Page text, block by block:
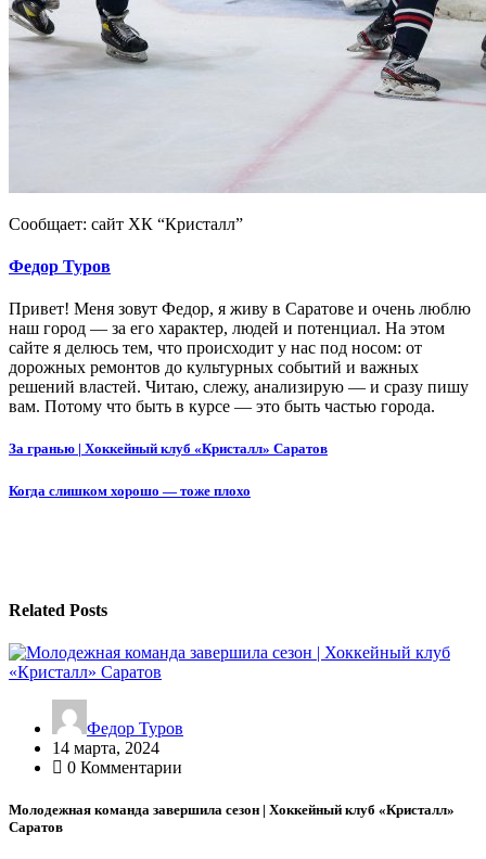
Сообщает: сайт ХК “Кристалл”
Федор Туров
Привет! Меня зовут Федор, я живу в Саратове и очень люблю
наш город — за его характер, людей и потенциал. На этом
сайте я делюсь тем, что происходит у нас под носом: от
дорожных ремонтов до культурных событий и важных
решений властей. Читаю, слежу, анализирую — и сразу пишу
вам. Потому что быть в курсе — это быть частью города.
Навигация
по
За гранью | Хоккейный клуб «Кристалл» Саратов
Когда слишком хорошо — тоже плохо
Related Posts
Федор Туров
14 марта, 2024
0 Комментарии
Молодежная команда завершила сезон | Хоккейный клуб «Кристалл»
Саратов